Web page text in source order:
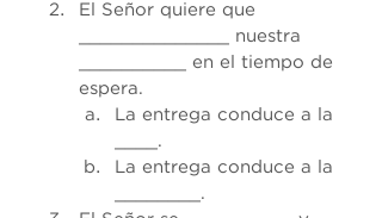
El Señor quiere que
______________ nuestra
__________ en el tiempo de
espera.
La entrega conduce a la
____.
La entrega conduce a la
________.